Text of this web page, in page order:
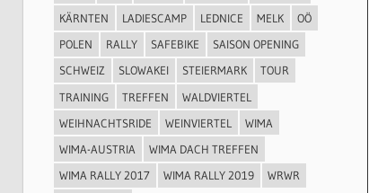
KÄRNTEN
LADIESCAMP LEDNICE MELK
OÖ
POLEN
RALLY SAFEBIKE
SAISON OPENING
SCHWEIZ
SLOWAKEI STEIERMARK
TOUR
TRAINING
TREFFEN
WALDVIERTEL
WEIHNACHTSRIDE
WEINVIERTEL
WIMA
WIMA-AUSTRIA
WIMA DACH TREFFEN
WIMA RALLY 2017
WIMA RALLY 2019
WRWR